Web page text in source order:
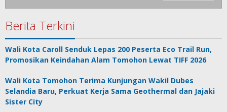
Berita Terkini
Wali Kota Caroll Senduk Lepas 200 Peserta Eco Trail Run,
Promosikan Keindahan Alam Tomohon Lewat TIFF 2026
Wali Kota Tomohon Terima Kunjungan Wakil Dubes
Selandia Baru, Perkuat Kerja Sama Geothermal dan Jajaki
Sister City